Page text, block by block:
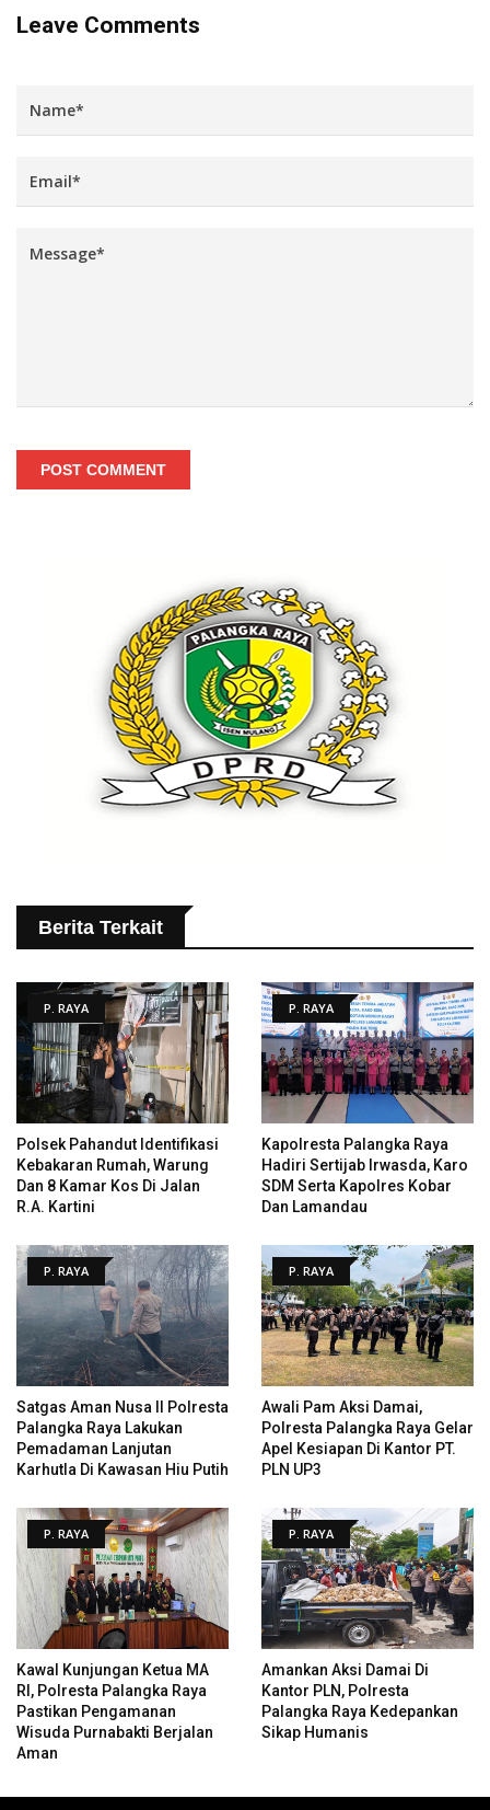
Leave Comments
POST COMMENT
Berita Terkait
P. RAYA
Polsek Pahandut Identifikasi
Kebakaran Rumah, Warung
Dan 8 Kamar Kos Di Jalan
R.A. Kartini
P. RAYA
Kapolresta Palangka Raya
Hadiri Sertijab Irwasda, Karo
SDM Serta Kapolres Kobar
Dan Lamandau
P. RAYA
Satgas Aman Nusa II Polresta
Palangka Raya Lakukan
Pemadaman Lanjutan
Karhutla Di Kawasan Hiu Putih
P. RAYA
Awali Pam Aksi Damai,
Polresta Palangka Raya Gelar
Apel Kesiapan Di Kantor PT.
PLN UP3
P. RAYA
Kawal Kunjungan Ketua MA
RI, Polresta Palangka Raya
Pastikan Pengamanan
Wisuda Purnabakti Berjalan
Aman
P. RAYA
Amankan Aksi Damai Di
Kantor PLN, Polresta
Palangka Raya Kedepankan
Sikap Humanis